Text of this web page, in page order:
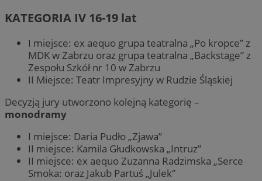
KATEGORIA IV 16-19 lat
I miejsce: ex aequo grupa teatralna „Po kropce” z
MDK w Zabrzu oraz grupa teatralna „Backstage” z
Zespołu Szkół nr 10 w Zabrzu
II Miejsce: Teatr Impresyjny w Rudzie Śląskiej
Decyzją jury utworzono kolejną kategorię –
monodramy
I miejsce: Daria Pudło „Zjawa”
II miejsce: Kamila Głudkowska „Intruz”
II miejsce: ex aequo Zuzanna Radzimska „Serce
Smoka: oraz Jakub Partuś „Julek”